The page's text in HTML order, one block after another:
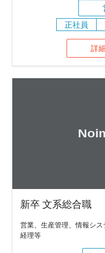
正社員
詳
新卒 文系総合職
営業、生産管理、情報シス
経理等